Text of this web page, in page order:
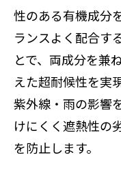
性のある有機成分
ランスよく配合す
とで、両成分を兼
えた超耐候性を実
紫外線・雨の影響
けにくく遮熱性の
を防止します。